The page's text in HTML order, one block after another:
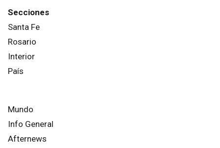
Secciones
Santa Fe
Rosario
Interior
País
Mundo
Info General
Afternews